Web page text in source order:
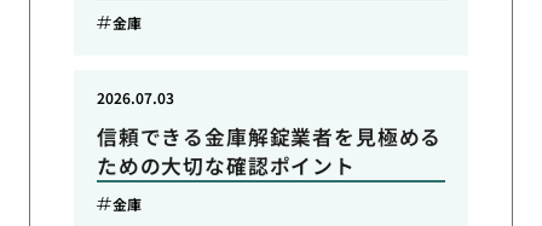
金庫
信頼できる金庫解錠業者を見極める
ための大切な確認ポイント
2026.07.03
金庫